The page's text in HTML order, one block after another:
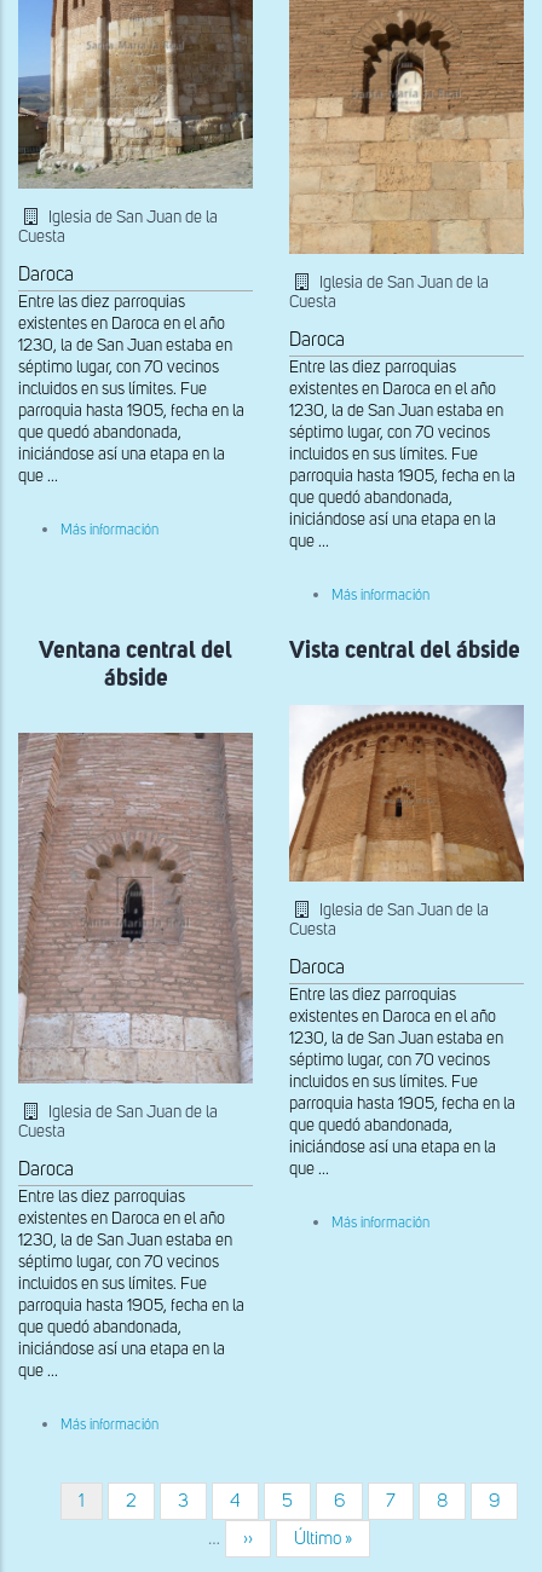
Iglesia de San Juan de la
Cuesta
Daroca
Entre las diez parroquias
existentes en Daroca en el año
1230, la de San Juan estaba en
séptimo lugar, con 70 vecinos
incluidos en sus límites. Fue
parroquia hasta 1905, fecha en la
que quedó abandonada,
iniciándose así una etapa en la
que ...
Más información
Iglesia de San Juan de la
Cuesta
Daroca
Entre las diez parroquias
existentes en Daroca en el año
1230, la de San Juan estaba en
séptimo lugar, con 70 vecinos
incluidos en sus límites. Fue
parroquia hasta 1905, fecha en la
que quedó abandonada,
iniciándose así una etapa en la
que ...
Más información
presbiterio
sur
Ventana central del
ábside
Iglesia de San Juan de la
Cuesta
Daroca
Entre las diez parroquias
existentes en Daroca en el año
1230, la de San Juan estaba en
séptimo lugar, con 70 vecinos
incluidos en sus límites. Fue
parroquia hasta 1905, fecha en la
que quedó abandonada,
iniciándose así una etapa en la
que ...
Más información
ábside
Vista central del ábside
Iglesia de San Juan de la
Cuesta
Daroca
Entre las diez parroquias
existentes en Daroca en el año
1230, la de San Juan estaba en
séptimo lugar, con 70 vecinos
incluidos en sus límites. Fue
parroquia hasta 1905, fecha en la
que quedó abandonada,
iniciándose así una etapa en la
que ...
Más información
Paginación
Página
actual
1 Página
2 Página
3 Página
4 Página
5 Página
6 Página
7 Página
8 Página
9
…
Siguiente
página
››
Última
página
Último »